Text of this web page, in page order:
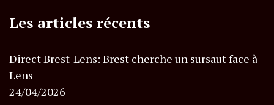
Les articles récents
Direct Brest-Lens: Brest cherche un sursaut face à
Lens
24/04/2026